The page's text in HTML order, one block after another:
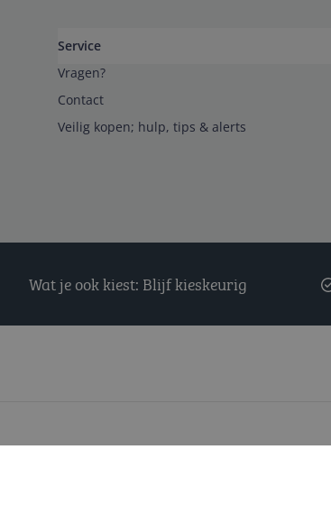
Service
Vragen?
Contact
Veilig kopen; hulp, tips & alerts
Wat je ook kiest: Blijf kieskeurig